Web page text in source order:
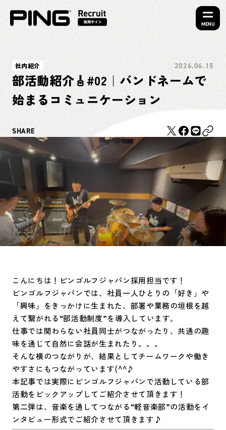
MENU
社内紹介 2026.06.15
部活動紹介🎸#02｜バンドネームで
始まるコミュニケーション
SHARE
こんにちは！ピンゴルフジャパン採用担当です！
ピンゴルフジャパンでは、社員一人ひとりの「好き」や
「興味」をきっかけに生まれた、部署や業務の垣根を越
えて繋がれる“部活動制度”を導入しています。
仕事では関わらない社員同士がつながったり、共通の趣
味を通じて自然に会話が生まれたり。。。
そんな横のつながりが、結果としてチームワークや働き
やすさにもつながっています(^^♪
本記事では実際にピンゴルフジャパンで活動している部
活動をピックアップしてご紹介させて頂きます！
第二弾は、音楽を通してつながる“軽音楽部”の活動をイ
ンタビュー形式でご紹介させて頂きます♪